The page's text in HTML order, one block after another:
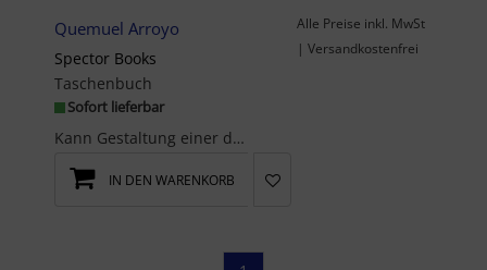
Quemuel Arroyo
Spector Books
Taschenbuch
Sofort lieferbar
Kann Gestaltung einer diversen Gesellschaft gerecht werden? Wie antwortet sie auf die grundver-sc...
Alle Preise inkl. MwSt
| Versandkostenfrei
IN DEN WARENKORB